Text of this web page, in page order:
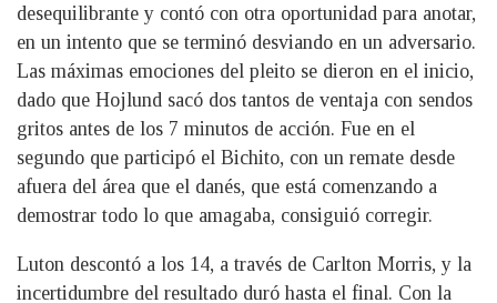
desequilibrante y contó con otra oportunidad para anotar,
en un intento que se terminó desviando en un adversario.
Las máximas emociones del pleito se dieron en el inicio,
dado que Hojlund sacó dos tantos de ventaja con sendos
gritos antes de los 7 minutos de acción. Fue en el
segundo que participó el Bichito, con un remate desde
afuera del área que el danés, que está comenzando a
demostrar todo lo que amagaba, consiguió corregir.
Luton descontó a los 14, a través de Carlton Morris, y la
incertidumbre del resultado duró hasta el final. Con la